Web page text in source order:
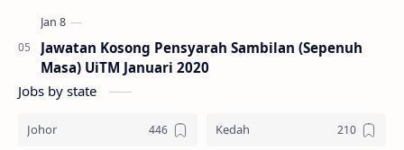
Jawatan Kosong Pensyarah Sambilan (Sepenuh
Masa) UiTM Januari 2020
Jobs by state
Johor Kedah